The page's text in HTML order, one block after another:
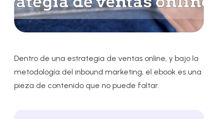
Dentro de una estrategia de ventas online, y bajo la
metodología del inbound marketing, el ebook es una
pieza de contenido que no puede faltar.